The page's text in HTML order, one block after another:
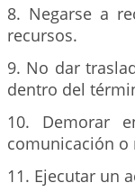
8. Negarse a
recursos.
9. No dar
dentro del
10. Demorar
comunicación o
11. Ejecutar un